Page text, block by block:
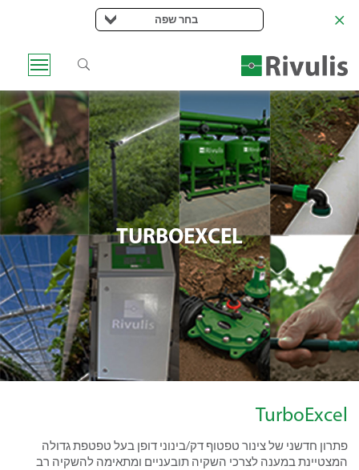
בחר שפה
TURBOEXCEL
TurboExcel
פתרון חדשני של צינור טפטוף דק/בינוני דופן בעל טפטפת גדולה
המצטיינת במענה לצרכי השקיה תובעניים ומתאימה להשקיה רב